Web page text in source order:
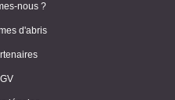
nous ?
d'abris